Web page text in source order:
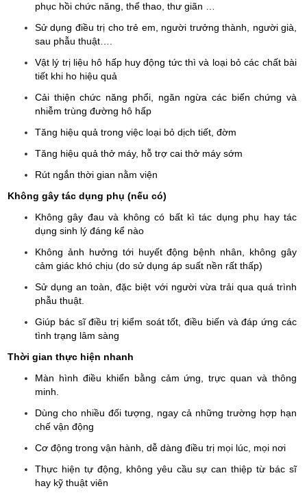
phục hồi chức năng, thể thao, thư giãn …
Sử dụng điều trị cho trẻ em, người trưởng thành, người già,
sau phẫu thuật….
Vật lý trị liệu hô hấp huy động tức thì và loại bỏ các chất bài
tiết khi ho hiệu quả
Cải thiện chức năng phổi, ngăn ngừa các biến chứng và
nhiễm trùng đường hô hấp
Tăng hiệu quả trong việc loại bỏ dịch tiết, đờm
Tăng hiệu quả thở máy, hỗ trợ cai thở máy sớm
Rút ngắn thời gian nằm viện
Không gây tác dụng phụ (nếu có)
Không gây đau và không có bất kì tác dụng phụ hay tác
dụng sinh lý đáng kể nào
Không ảnh hưởng tới huyết động bệnh nhân, không gây
cảm giác khó chịu (do sử dụng áp suất nền rất thấp)
Sử dụng an toàn, đặc biệt với người vừa trải qua quá trình
phẫu thuật.
Giúp bác sĩ điều trị kiểm soát tốt, điều biến và đáp ứng các
tình trạng lâm sàng
Thời gian thực hiện nhanh
Màn hình điều khiển bằng cảm ứng, trực quan và thông
minh.
Dùng cho nhiều đối tượng, ngay cả những trường hợp hạn
chế vận động
Cơ động trong vận hành, dễ dàng điều trị mọi lúc, mọi nơi
Thực hiện tự động, không yêu cầu sự can thiệp từ bác sĩ
hay kỹ thuật viên